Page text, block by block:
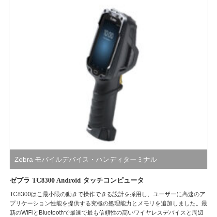
Zebra モバイルデバイス・ハンディターミナル
ゼブラ TC8300 Android タッチコンピュータ
TC8300はこ最小限の動きで操作できる設計を採用し、ユーザーに高速のア
プリケーション性能を提供する究極の処理能力とメモリを追加しました。最
新のWiFiとBluetoothで最速で最も信頼性の高いワイヤレスデバイスと周辺